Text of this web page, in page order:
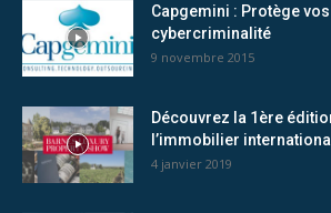
Capgemini : Protège
cybercriminalité
9 novembre 2015
Découvrez la 1ère
l’immobilier
4 janvier 2019